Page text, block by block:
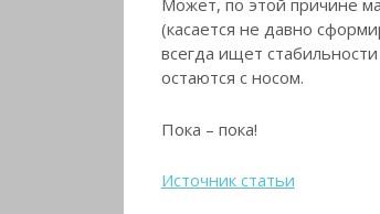
Может, по этой причине
(касается не давно
всегда ищет
остаются с носом.
Пока – пока!
Источник статьи